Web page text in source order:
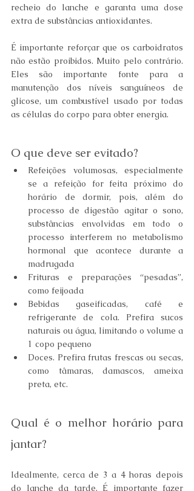
recheio do lanche e garanta uma dose
extra de substâncias antioxidantes.
É importante reforçar que os carboidratos
não estão proibidos. Muito pelo contrário.
Eles são importante fonte para a
manutenção dos níveis sanguíneos de
glicose, um combustível usado por todas
as células do corpo para obter energia.
O que deve ser evitado?
Refeições volumosas, especialmente
se a refeição for feita próximo do
horário de dormir, pois, além do
processo de digestão agitar o sono,
substâncias envolvidas em todo o
processo interferem no metabolismo
hormonal que acontece durante a
madrugada
Frituras e preparações “pesadas”,
como feijoada
Bebidas gaseificadas, café e
refrigerante de cola. Prefira sucos
naturais ou água, limitando o volume a
1 copo pequeno
Doces. Prefira frutas frescas ou secas,
como tâmaras, damascos, ameixa
preta, etc.
Qual é o melhor horário para
jantar?
Idealmente, cerca de 3 a 4 horas depois
do lanche da tarde. É importante fazer